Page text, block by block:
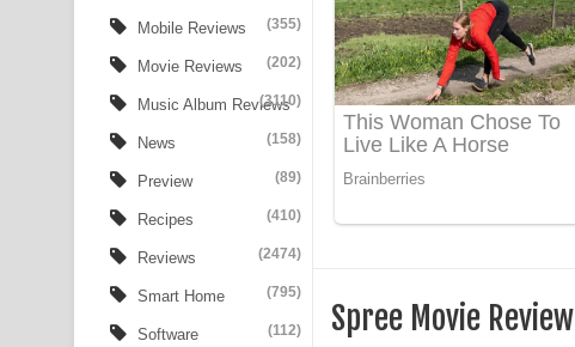
Heavy Weight Song Lyrics
Aye Lanweela Song Lyrics - ආයේ ලංවීලා ගීතයේ පද පෙළ
Ala purannata Song Lyrics - ආල පුරන්නට ගීතයේ පද පෙළ
Apa Hamuwee Song Lyrics - අප හමුවී ගීතයේ පද පෙළ
PATHINIYE Song Lyrics - පතිනියනේ ගීතයේ පද පෙළ
Mobile Reviews (355)
Movie Reviews (202)
Music Album Reviews
(3110)
News (158)
Preview (89)
Recipes (410)
Reviews (2474)
Smart Home (795)
Software (112) Spree Movie Review